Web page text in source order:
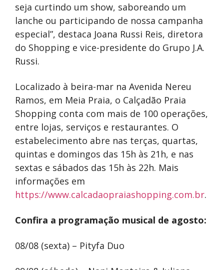
seja curtindo um show, saboreando um
lanche ou participando de nossa campanha
especial”, destaca Joana Russi Reis, diretora
do Shopping e vice-presidente do Grupo J.A.
Russi.
Localizado à beira-mar na Avenida Nereu
Ramos, em Meia Praia, o Calçadão Praia
Shopping conta com mais de 100 operações,
entre lojas, serviços e restaurantes. O
estabelecimento abre nas terças, quartas,
quintas e domingos das 15h às 21h, e nas
sextas e sábados das 15h às 22h. Mais
informações em
https://www.calcadaopraiashopping.com.br.
Confira a programação musical de agosto:
08/08 (sexta) – Pityfa Duo